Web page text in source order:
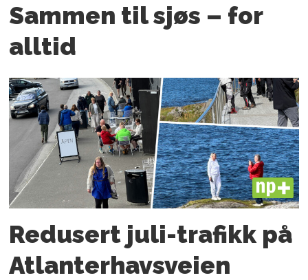
Sammen til sjøs – for
alltid
PLUS
Redusert juli-trafikk på
Atlanter­havsveien